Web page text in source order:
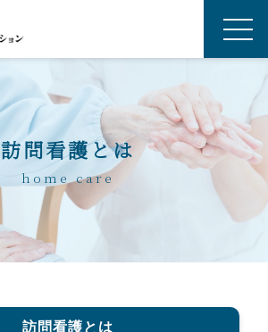
訪問看護とは
home care
訪問看護とは